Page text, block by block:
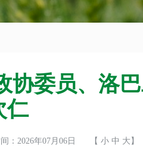
委员、洛
仁
：2026年07月06日 【 小 中 大 】